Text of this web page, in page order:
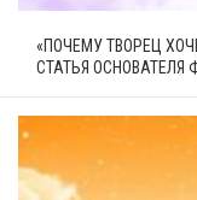
«ПОЧЕМУ ТВОРЕЦ
СТАТЬЯ